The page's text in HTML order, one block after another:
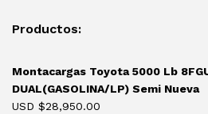
Productos:
Montacargas Toyota 5000 Lb
DUAL(GASOLINA/LP) Semi Nueva
USD $28,950.00